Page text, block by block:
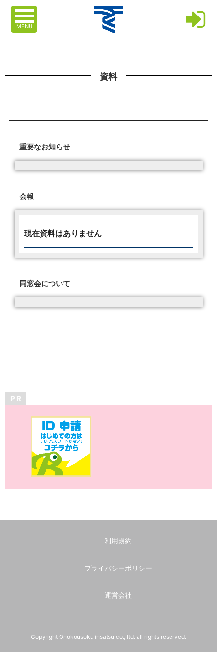
MENU
資料
重要なお知らせ
会報
現在資料はありません
同窓会について
P R
利用規約
プライバシーポリシー
運営会社
Copyright Onokousoku insatsu co., ltd. all rights reserved.